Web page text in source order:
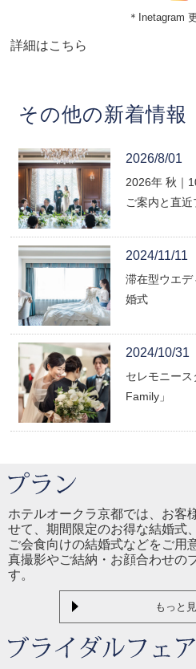
＊Inetagram
詳細はこちら
その他の新着情報
2026/8/01
2026年 秋｜
ご案内と直
2024/11/11
滞在型ウエ
婚式
2024/10/31
セレモニー
Family」
ホテルオークラ京都では、お客
せて、期間限定のお得な結婚式
ご会食向けの結婚式などをご用
真撮影やご結納・お顔合わせの
す。
もっと